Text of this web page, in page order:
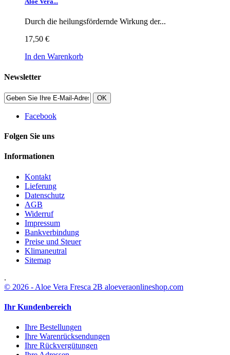
Durch die heilungsfördernde Wirkung der...
17,50 €
In den Warenkorb
Newsletter
OK
Facebook
Folgen Sie uns
Informationen
Kontakt
Lieferung
Datenschutz
AGB
Widerruf
Impressum
Bankverbindung
Preise und Steuer
Klimaneutral
Sitemap
.
© 2026 - Aloe Vera Fresca 2B aloeveraonlineshop.com
Ihr Kundenbereich
Ihre Bestellungen
Ihre Warenrücksendungen
Ihre Rückvergütungen